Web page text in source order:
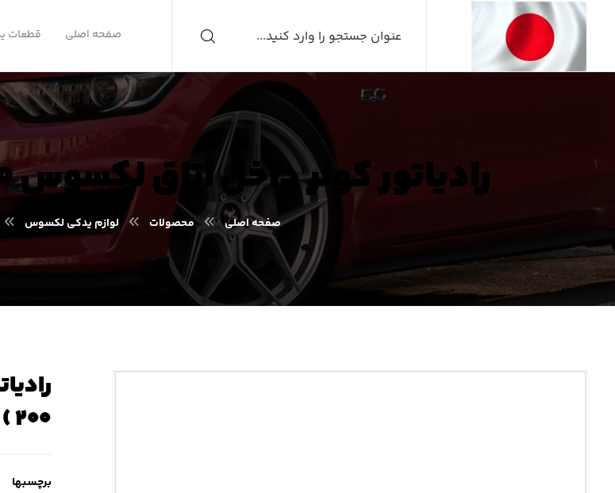
صفحه اصلی قطعات
رادیاتور کولر داخل اتاق لکسوس nx۲۰۰ ( ان ایکس ۲۰۰ )
صفحه اصلی محصولات لوازم یدکی لکسوس
۲۰۰ )
برچسبها